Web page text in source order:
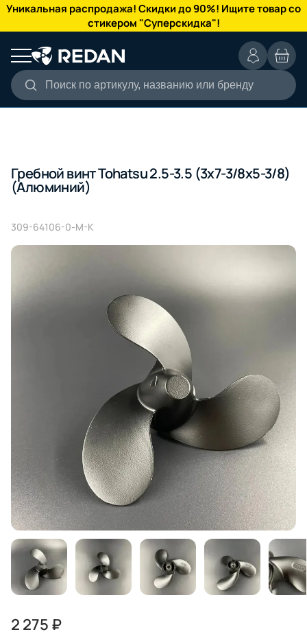
Уникальная распродажа! Скидки до 90%! Ищите товар со
стикером "Суперскидка"!
Поиск по артикулу, названию или бренду
КАТАЛОГ
Гребной винт Tohatsu 2.5-3.5 (3x7-3/8x5-3/8)
(Алюминий)
309-64106-0-M-K
2 275 ₽